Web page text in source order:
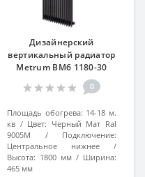
Дизайнерский
вертикальный радиатор
Metrum BM6 1180-30
1800/465 Черный Мат Ral
9005M подкл.№99
0
Площадь обогрева: 14-18 м.
кв
Цвет: Черный Мат Ral
9005M
Подключение:
Центральное нижнее
Высота: 1800 мм
Ширина:
465 мм